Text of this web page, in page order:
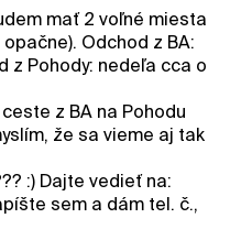
mať 2 voľné miesta
Odchod z BA:
z Pohody: nedeľa cca o
z BA na Pohodu
že sa vieme aj tak
:) Dajte vedieť na:
sem a dám tel. č.,